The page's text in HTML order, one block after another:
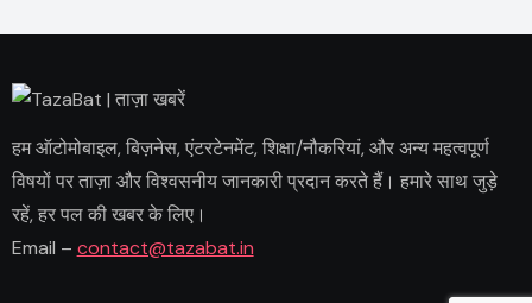
हम ऑटोमोबाइल, बिज़नेस, एंटरटेनमेंट, शिक्षा/नौकरियां, और अन्य महत्वपूर्ण
विषयों पर ताज़ा और विश्वसनीय जानकारी प्रदान करते हैं। हमारे साथ जुड़े
रहें, हर पल की खबर के लिए।
Email – contact@tazabat.in